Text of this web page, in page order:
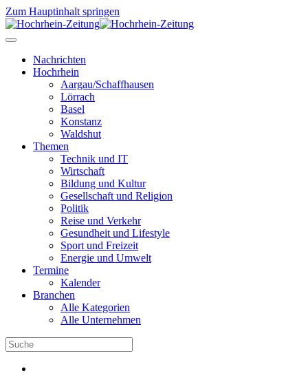
Zum Hauptinhalt springen
Nachrichten
Hochrhein
Aargau/Schaffhausen
Lörrach
Basel
Konstanz
Waldshut
Themen
Technik und IT
Wirtschaft
Bildung und Kultur
Gesellschaft und Religion
Politik
Reise und Verkehr
Gesundheit und Lifestyle
Sport und Freizeit
Energie und Umwelt
Termine
Kalender
Branchen
Alle Kategorien
Alle Unternehmen